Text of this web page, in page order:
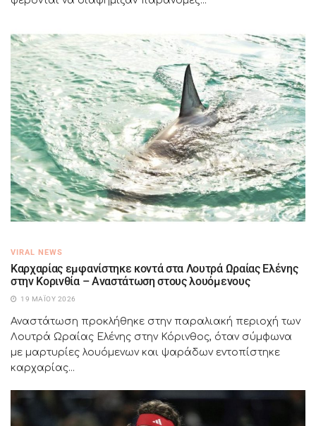
VIRAL NEWS
Καρχαρίας εμφανίστηκε κοντά στα Λουτρά Ωραίας Ελένης
στην Κορινθία – Αναστάτωση στους λουόμενους
19 ΜΑΪ́ΟΥ 2026
Αναστάτωση προκλήθηκε στην παραλιακή περιοχή των
Λουτρά Ωραίας Ελένης στην Κόρινθος, όταν σύμφωνα
με μαρτυρίες λουόμενων και ψαράδων εντοπίστηκε
καρχαρίας...